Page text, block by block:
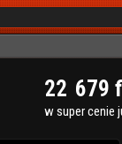
22 679
w super cenie